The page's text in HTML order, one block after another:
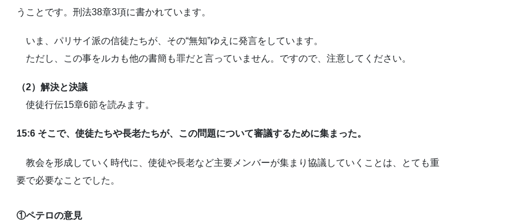
うことです。刑法38章3項に書かれています。
いま、パリサイ派の信徒たちが、その“無知”ゆえに発言をしています。
ただし、この事をルカも他の書簡も罪だと言っていません。ですので、注意してください。
（2）解決と決議
使徒行伝15章6節を読みます。
15:6 そこで、使徒たちや長老たちが、この問題について審議するために集まった。
教会を形成していく時代に、使徒や長老など主要メンバーが集まり協議していくことは、とても重
要で必要なことでした。
①ペテロの意見